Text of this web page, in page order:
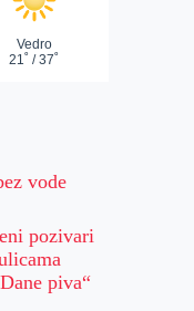
vode
pozivari
piva“